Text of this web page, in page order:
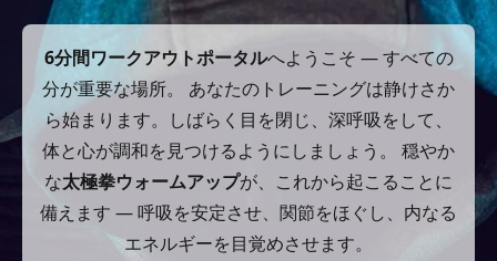
6分間ワークアウトポータルへようこそ — すべての
分が重要な場所。 あなたのトレーニングは静けさか
ら始まります。しばらく目を閉じ、深呼吸をして、
体と心が調和を見つけるようにしましょう。 穏やか
な太極拳ウォームアップが、これから起こることに
備えます — 呼吸を安定させ、関節をほぐし、内なる
エネルギーを目覚めさせます。